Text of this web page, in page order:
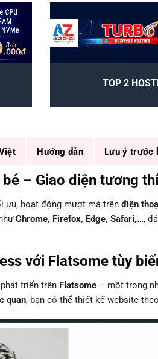
TOP 2
Hướng dẫn Lưu ý trước
– Giao diện tương
ưu, hoạt động mượt mà trên điện
Chrome, Firefox, Edge, Safari,…,
với Flatsome tùy
triển trên Flatsome – một trong
quan, bạn có thể thiết kế website